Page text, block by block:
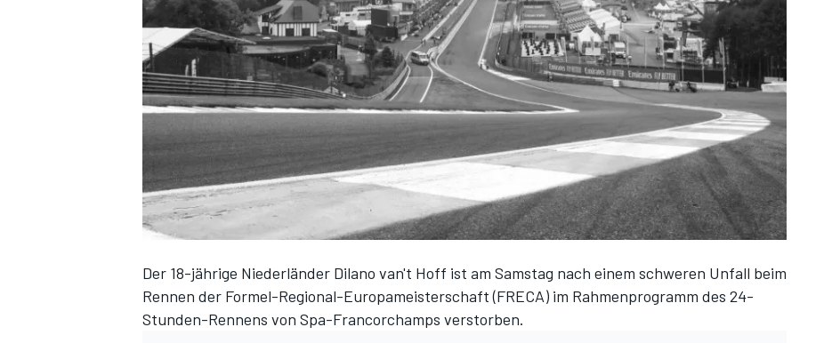
DTM
Der 18-jährige Niederländer Dilano van't Hoff ist am Samstag nach einem schweren Unfall beim
Rennen der Formel-Regional-Europameisterschaft (FRECA) im Rahmenprogramm des 24-
Stunden-Rennens von Spa-Francorchamps verstorben.